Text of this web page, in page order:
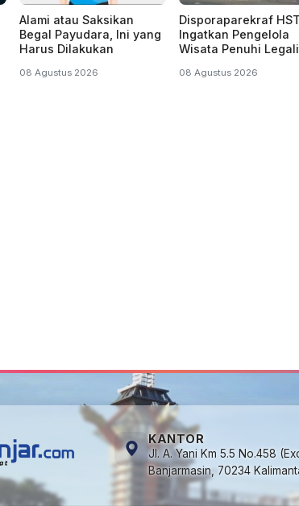
Alami atau Saksikan
Begal Payudara, Ini yang
Harus Dilakukan
08 Agustus 2026
Disporaparekraf HST
Ingatkan Pengelola
Wisata Penuhi
08 Agustus 2026
KANTOR
Jl. A. Yani Km 5.5 No.458
Banjarmasin, 70234